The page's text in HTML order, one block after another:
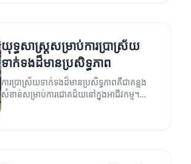
យុទ្ធសាស្ត្រសម្រាប់ការប្រាស្រ័យ
ទាក់ទងដ៏មានប្រសិទ្ធភាព
ការប្រាស្រ័យទាក់ទងដ៏មានប្រសិទ្ធភាពគឺជាគន្លង
សំខាន់សម្រាប់ការជោគជ័យនៅក្នុងអាជីវកម្ម។
អត្ថបទនេះនឹងបង្ហាញអំពីយុទ្ធសាស្ត្រដែលអ្នកអាច